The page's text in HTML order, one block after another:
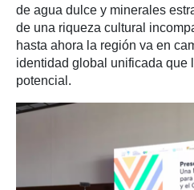
de agua dulce y minerales
de una riqueza cultural
hasta ahora la región va en
identidad global unificada que
potencial.